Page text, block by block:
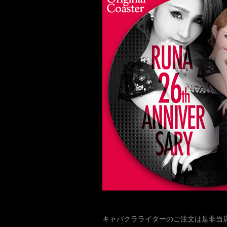
キャバクラライターのご注文は是非当